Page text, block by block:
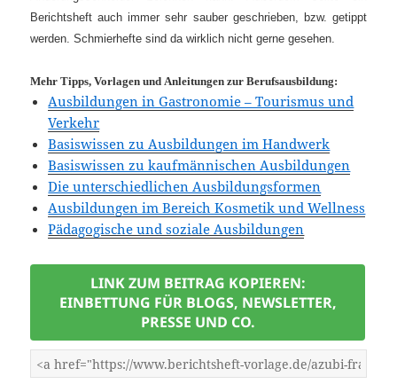
Berichtsheft auch immer sehr sauber geschrieben, bzw. getippt
werden. Schmierhefte sind da wirklich nicht gerne gesehen.
Mehr Tipps, Vorlagen und Anleitungen zur Berufsausbildung:
Ausbildungen in Gastronomie – Tourismus und
Verkehr
Basiswissen zu Ausbildungen im Handwerk
Basiswissen zu kaufmännischen Ausbildungen
Die unterschiedlichen Ausbildungsformen
Ausbildungen im Bereich Kosmetik und Wellness
Pädagogische und soziale Ausbildungen
LINK ZUM BEITRAG KOPIEREN:
EINBETTUNG FÜR BLOGS, NEWSLETTER,
PRESSE UND CO.